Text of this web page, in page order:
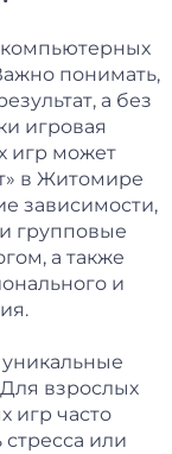
компьютерных
понимать,
а без
игровая
игр может
в Житомире
зависимости,
групповые
а также
и
взрослых
игр часто
или